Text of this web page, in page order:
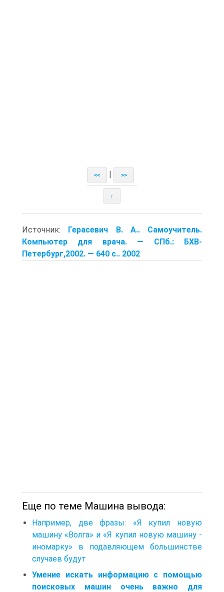
<< >>
↑
Источник: Герасевич В. А.. Самоучитель.
Компьютер для врача. — СПб.: БХВ-
Петербург,2002. — 640 с.. 2002
Еще по теме Машина вывода:
Например, две фразы: «Я купил новую
машину «Волга» и «Я купил новую машину -
иномарку» в подавляющем большинстве
случаев будут
Умение искать информацию с помощью
поисковых машин очень важно для